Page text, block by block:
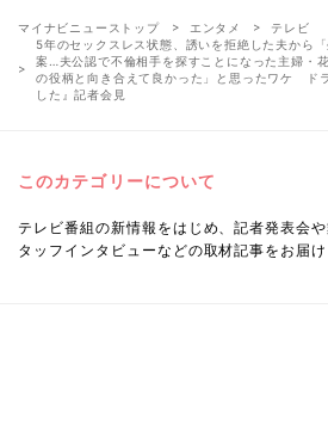
マイナビニューストップ エンタメ
テレビ
5年のセックスレス状態、誘いを拒絶した夫から
案…夫公認で不倫相手を探すことになった主婦・
の役柄と向き合えて良かった」と思ったワケ ド
した』記者会見
このカテゴリーについて
テレビ番組の新情報をはじめ、記者発表会
タッフインタビューなどの取材記事をお届け